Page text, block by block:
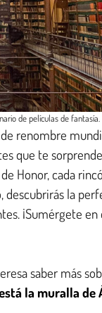
de películas de fantasía.
renombre
que te
Honor, cada
la
¡Sumérgete
saber más
la muralla de